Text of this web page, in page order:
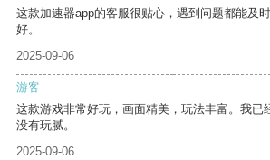
这款加速器app的客服很贴心，遇到问题都能及
好。
2025-09-06
游客
这款游戏非常好玩，画面精美，玩法丰富。我已
没有玩腻。
2025-09-06